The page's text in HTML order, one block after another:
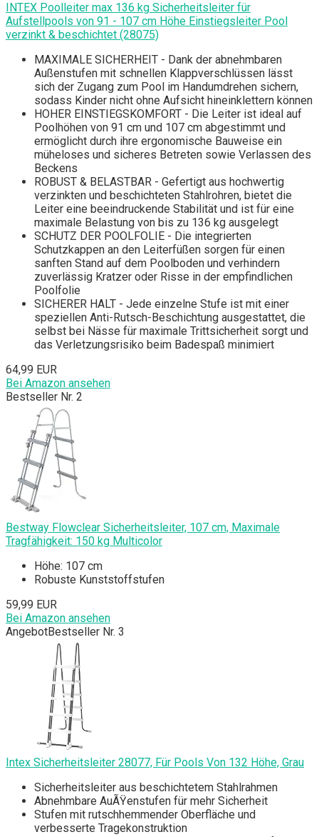
INTEX Poolleiter max 136 kg Sicherheitsleiter für
Aufstellpools von 91 - 107 cm Höhe Einstiegsleiter Pool
verzinkt & beschichtet (28075)
MAXIMALE SICHERHEIT - Dank der abnehmbaren
Außenstufen mit schnellen Klappverschlüssen lässt
sich der Zugang zum Pool im Handumdrehen sichern,
sodass Kinder nicht ohne Aufsicht hineinklettern können
HOHER EINSTIEGSKOMFORT - Die Leiter ist ideal auf
Poolhöhen von 91 cm und 107 cm abgestimmt und
ermöglicht durch ihre ergonomische Bauweise ein
müheloses und sicheres Betreten sowie Verlassen des
Beckens
ROBUST & BELASTBAR - Gefertigt aus hochwertig
verzinkten und beschichteten Stahlrohren, bietet die
Leiter eine beeindruckende Stabilität und ist für eine
maximale Belastung von bis zu 136 kg ausgelegt
SCHUTZ DER POOLFOLIE - Die integrierten
Schutzkappen an den Leiterfüßen sorgen für einen
sanften Stand auf dem Poolboden und verhindern
zuverlässig Kratzer oder Risse in der empfindlichen
Poolfolie
SICHERER HALT - Jede einzelne Stufe ist mit einer
speziellen Anti-Rutsch-Beschichtung ausgestattet, die
selbst bei Nässe für maximale Trittsicherheit sorgt und
das Verletzungsrisiko beim Badespaß minimiert
64,99 EUR
Bei Amazon ansehen
Bestseller Nr. 2
Bestway Flowclear Sicherheitsleiter, 107 cm, Maximale
Tragfähigkeit: 150 kg Multicolor
Höhe: 107 cm
Robuste Kunststoffstufen
59,99 EUR
Bei Amazon ansehen
AngebotBestseller Nr. 3
Intex Sicherheitsleiter 28077, Für Pools Von 132 Höhe, Grau
Sicherheitsleiter aus beschichtetem Stahlrahmen
Abnehmbare AuÃŸenstufen für mehr Sicherheit
Stufen mit rutschhemmender Oberfläche und
verbesserte Tragekonstruktion